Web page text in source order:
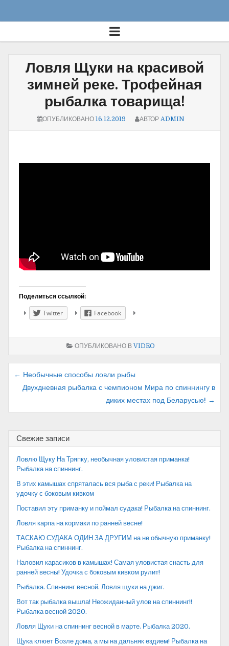
Ловля Щуки на красивой
зимней реке. Трофейная
рыбалка товарища!
ОПУБЛИКОВАНО 16.12.2019 АВТОР ADMIN
Поделиться ссылкой:
Twitter Facebook
ОПУБЛИКОВАНО В VIDEO
Навигация
по
записям
← Необычные способы ловли рыбы
Двухдневная рыбалка с чемпионом Мира по спиннингу в
диких местах под Беларусью! →
Свежие записи
Ловлю Щуку На Тряпку, необычная уловистая приманка!
Рыбалка на спиннинг.
В этих камышах спряталась вся рыба с реки! Рыбалка на
удочку с боковым кивком
Поставил эту приманку и поймал судака! Рыбалка на спиннинг.
Ловля карпа на кормаки по ранней весне!
ТАСКАЮ СУДАКА ОДИН ЗА ДРУГИМ на не обычную приманку!
Рыбалка на спиннинг.
Наловил карасиков в камышах! Самая уловистая снасть для
ранней весны! Удочка с боковым кивком рулит!
Рыбалка. Спиннинг весной. Ловля щуки на джиг.
Вот так рыбалка вышла! Неожиданный улов на спиннинг!!
Рыбалка весной 2020.
Ловля Щуки на спиннинг весной в марте. Рыбалка 2020.
Щука клюет Возле дома, а мы на дальняк ездием! Рыбалка на